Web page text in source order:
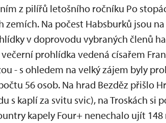
z pilířů letošního ročníku Po
zemích. Na počest Habsburků jsou
v doprovodu vybraných členů
prohlídka vedená císařem
- s ohledem na velký zájem byly
56 osob. Na hrad Bezděz přišlo
s kaplí za svitu svic), na Troskách si
kapely Four+ nenechalo ujít